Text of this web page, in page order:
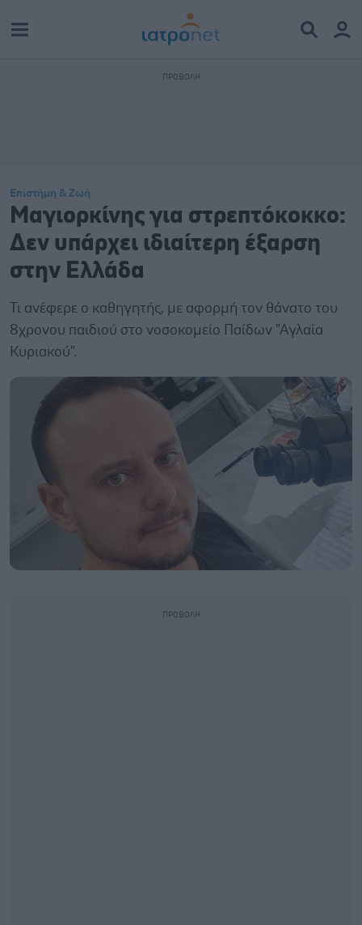
Επιστήμη & Ζωή
Μαγιορκίνης για στρεπτόκοκκο:
Δεν υπάρχει ιδιαίτερη έξαρση
στην Ελλάδα
Τι ανέφερε ο καθηγητής, με αφορμή τον θάνατο του
8χρονου παιδιού στο νοσοκομείο Παίδων "Αγλαΐα
Κυριακού".